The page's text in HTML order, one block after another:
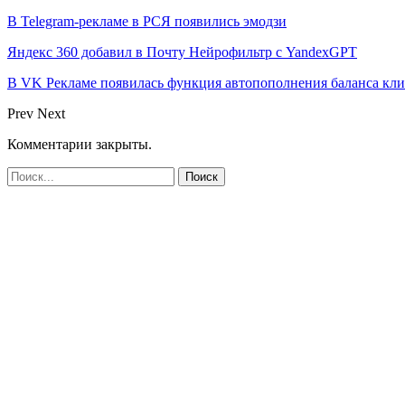
В Telegram-рекламе в РСЯ появились эмодзи
Яндекс 360 добавил в Почту Нейрофильтр с YandexGPT
В VK Рекламе появилась функция автопополнения баланса
Prev Next
Комментарии закрыты.